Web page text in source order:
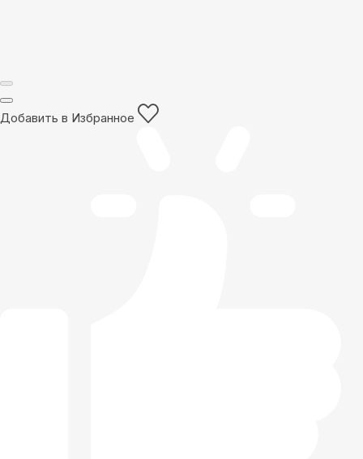
Добавить в Избранное